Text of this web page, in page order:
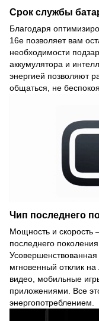
Срок службы
Благодаря
16e позволяет вам
необходимости
аккумулятора и
энергией позволяют
общаться, не
Чип последнего
Мощность и скорость
последнего
мгновенный отклик
видео, мобильные
приложениями. Все
энергопотреблением.